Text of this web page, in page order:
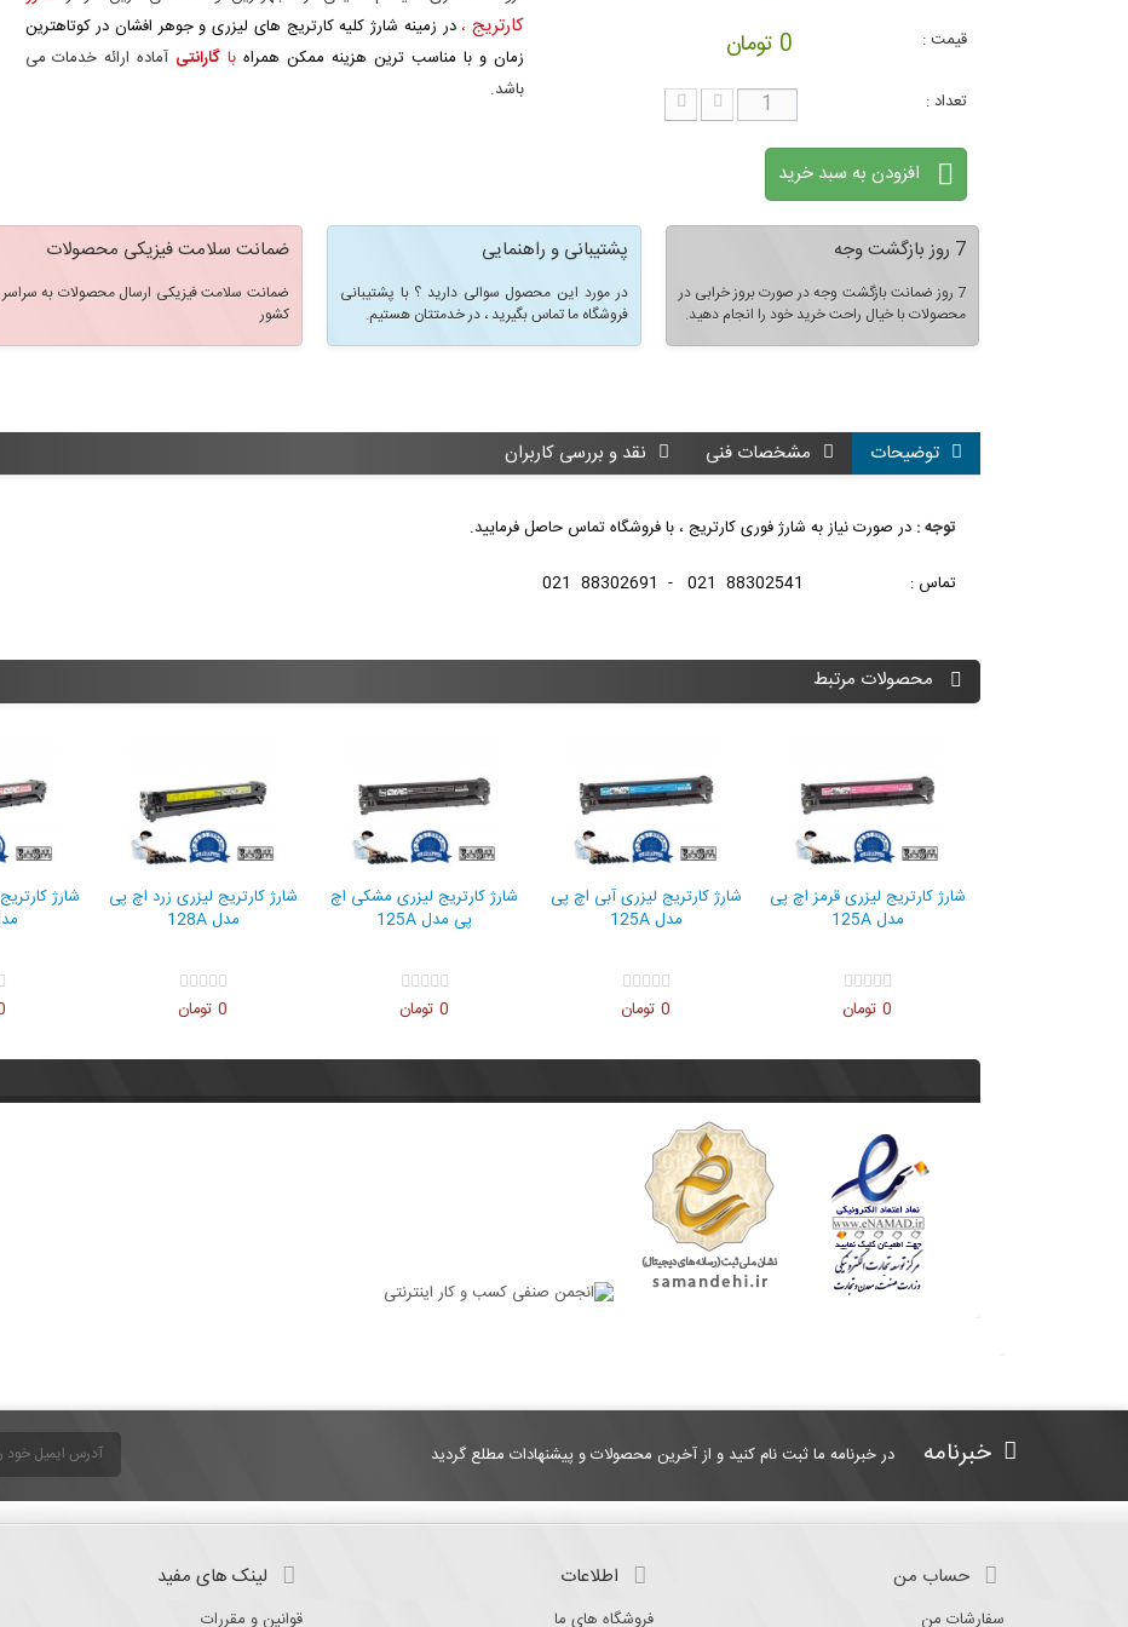
قیمت : 0 تومان
تعداد :
افزودن به سبد خرید
کارتریج،در زمینه شارژ کلیه کارتریج های لیزری و جوهر افشان در کوتاهترین
زمان و با مناسب ترین هزینه ممکن همراهبا گارانتی آماده ارائه خدمات می
باشد.
7 روز بازگشت وجه
7 روز ضمانت بازگشت وجه در صورت بروز خرابی در
محصولات با خیال راحت خرید خود را انجام دهید.
پشتیبانی و راهنمایی
در مورد این محصول سوالی دارید ؟ با پشتیبانی
فروشگاه ما تماس بگیرید ، در خدمتتان هستیم.
ضمانت سلامت فیزیکی محصولات
ضمانت سلامت فیزیکی ارسال محصولات به سراسر
کشور
توضیحات مشخصات فنی نقد و بررسی کاربران
توجه : در صورت نیاز به شارژ فوری کارتریج ، با فروشگاه تماس حاصل فرمایید.
تماس : 88302541 021 - 88302691 021
محصولات مرتبط
شارژ کارتریج لیزری زرد اچ پی
شارژ کارتریج لیزری مشکی اچ
پی مدل 125A
شارژ کارتریج لیزری آبی اچ پی
شارژ کارتریج لیزری قرمز اچ پی
خبرنامه در خبرنامه ما ثبت نام کنید و از آخرین محصولات و پیشنهادات مطلع گردید
حساب من
سفارشات من
اطلاعات
فروشگاه های ما
لینک های مفید
قوانین و مقررات